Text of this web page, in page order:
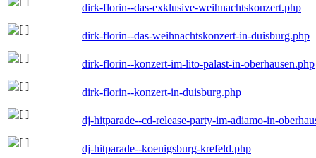
dirk-florin--das-exklusive-weihnachtskonzert.php
dirk-florin--das-weihnachtskonzert-in-duisburg.php
dirk-florin--konzert-im-lito-palast-in-oberhausen.php
dirk-florin--konzert-in-duisburg.php
dj-hitparade--cd-release-party-im-adiamo-in-
dj-hitparade--koenigsburg-krefeld.php